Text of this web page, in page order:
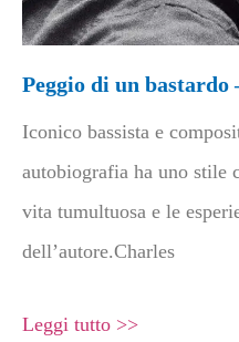
Peggio di un bastardo
Iconico bassista e
autobiografia ha uno stile
vita tumultuosa e le
dell’autore.Charles
Leggi tutto >>